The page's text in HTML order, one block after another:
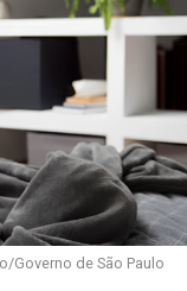
Governo de São Paulo